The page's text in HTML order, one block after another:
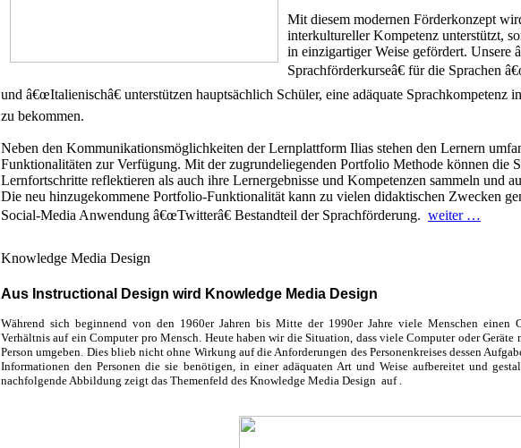
Mit diesem modernen Förderkonzept
interkultureller Kompetenz unterstützt,
in einzigartiger Weise gefördert. Unsere
Sprachförderkurseâ€ für die Sprachen
und â€œItalienischâ€ unterstützen hauptsächlich Schüler, eine adäquate Sprachkompetenz
zu bekommen.
Neben den Kommunikationsmöglichkeiten der Lernplattform Ilias stehen den Lernern
Funktionalitäten zur Verfügung. Mit der zugrundeliegenden Portfolio Methode können die
Lernfortschritte reflektieren als auch ihre Lernergebnisse und Kompetenzen sammeln und
Die neu hinzugekommene Portfolio-Funktionalität kann zu vielen didaktischen Zwecken
Social-Media Anwendung â€œTwitterâ€ Bestandteil der Sprachförderung. weiter …
Knowledge Media Design
Aus Instructional Design wird Knowledge Media Design
Während sich beginnend von den 1960er Jahren bis Mitte der 1990er Jahre viele Menschen einen
Verhältnis auf ein Computer pro Mensch. Heute haben wir die Situation, dass viele Computer oder Geräte
Person umgeben. Dies blieb nicht ohne Wirkung auf die Anforderungen des Personenkreises dessen
Informationen den Personen die sie benötigen, in einer adäquaten Art und Weise aufbereitet und
nachfolgende Abbildung zeigt das Themenfeld des Knowledge Media Design auf .